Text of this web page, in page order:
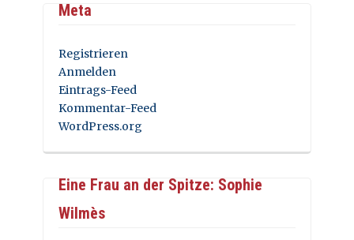
Meta
Registrieren
Anmelden
Eintrags-Feed
Kommentar-Feed
WordPress.org
Eine Frau an der Spitze: Sophie
Wilmès